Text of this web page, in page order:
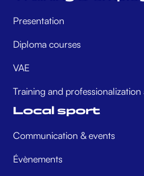
Presentation
Diploma courses
VAE
Training and professionalization
Local sport
Communication & events
Évènements